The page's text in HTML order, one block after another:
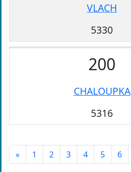
VLACH
5330
200
CHALOUPKA
5316
« 1 2 3 4 5 6